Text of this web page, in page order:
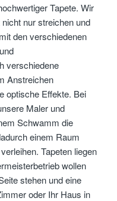
Tapete. Wir
nur streichen und
den verschiedenen
verschiedene
Anstreichen
optische Effekte. Bei
Maler und
Schwamm die
einem Raum
Tapeten liegen
wollen
stehen und eine
oder Ihr Haus in